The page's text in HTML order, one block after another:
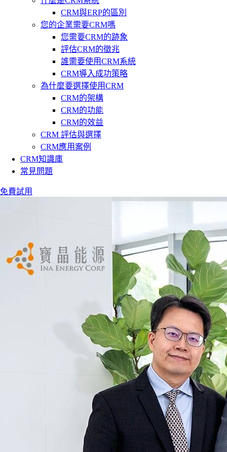
CRM與ERP的區別
您的企業需要CRM嗎
您需要CRM的跡象
評估CRM的徵兆
誰需要使用CRM系統
CRM導入成功策略
為什麼要選擇使用CRM
CRM的架構
CRM的功能
CRM的效益
CRM 評估與選擇
CRM應用案例
CRM知識庫
常見問題
免費試用